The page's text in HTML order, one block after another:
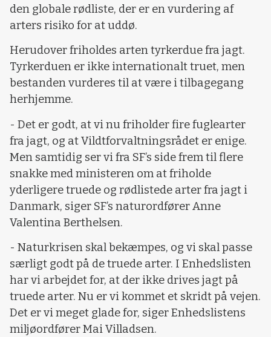
den globale rødliste, der er en vurdering af
arters risiko for at uddø.
Herudover friholdes arten tyrkerdue fra jagt.
Tyrkerduen er ikke internationalt truet, men
bestanden vurderes til at være i tilbagegang
herhjemme.
- Det er godt, at vi nu friholder fire fuglearter
fra jagt, og at Vildtforvaltningsrådet er enige.
Men samtidig ser vi fra SF’s side frem til flere
snakke med ministeren om at friholde
yderligere truede og rødlistede arter fra jagt i
Danmark, siger SF’s naturordfører Anne
Valentina Berthelsen.
- Naturkrisen skal bekæmpes, og vi skal passe
særligt godt på de truede arter. I Enhedslisten
har vi arbejdet for, at der ikke drives jagt på
truede arter. Nu er vi kommet et skridt på vejen.
Det er vi meget glade for, siger Enhedslistens
miljøordfører Mai Villadsen.